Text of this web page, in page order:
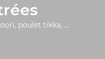
poulet tikka, ...